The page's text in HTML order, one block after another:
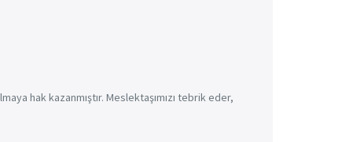
hak kazanmıştır. Meslektaşımızı tebrik eder,